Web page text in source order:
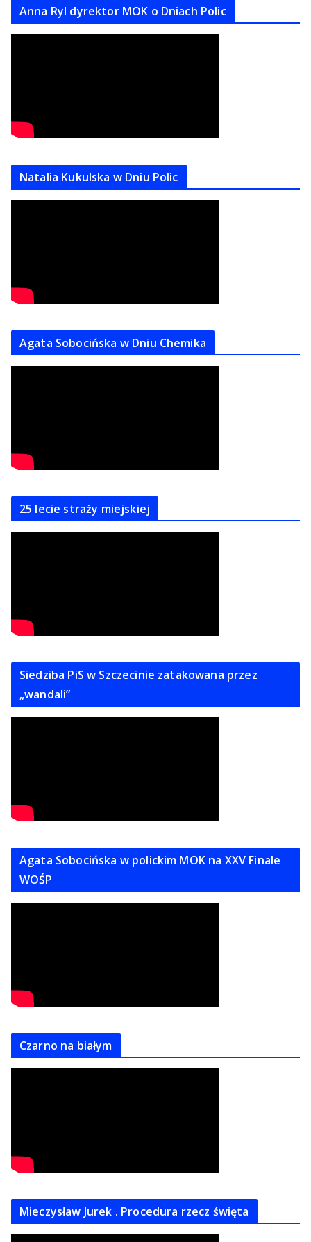
Anna Ryl dyrektor MOK o Dniach Polic
Natalia Kukulska w Dniu Polic
Agata Sobocińska w Dniu Chemika
25 lecie straży miejskiej
Siedziba PiS w Szczecinie zatakowana przez
„wandali”
Agata Sobocińska w polickim MOK na XXV Finale
WOŚP
Czarno na białym
Mieczysław Jurek . Procedura rzecz święta